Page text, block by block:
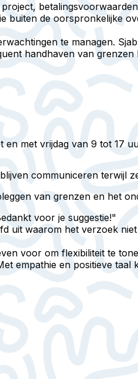
buiten de oorspronkelijke
te managen.
handhaven van
en met vrijdag van 9 tot 17
communiceren terwijl
van grenzen en het
voor je suggestie!"
uit waarom het verzoek
voor om flexibiliteit te
empathie en positieve taal